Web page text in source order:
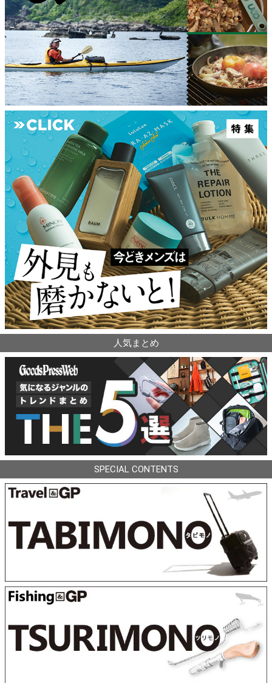
人気まとめ
SPECIAL CONTENTS